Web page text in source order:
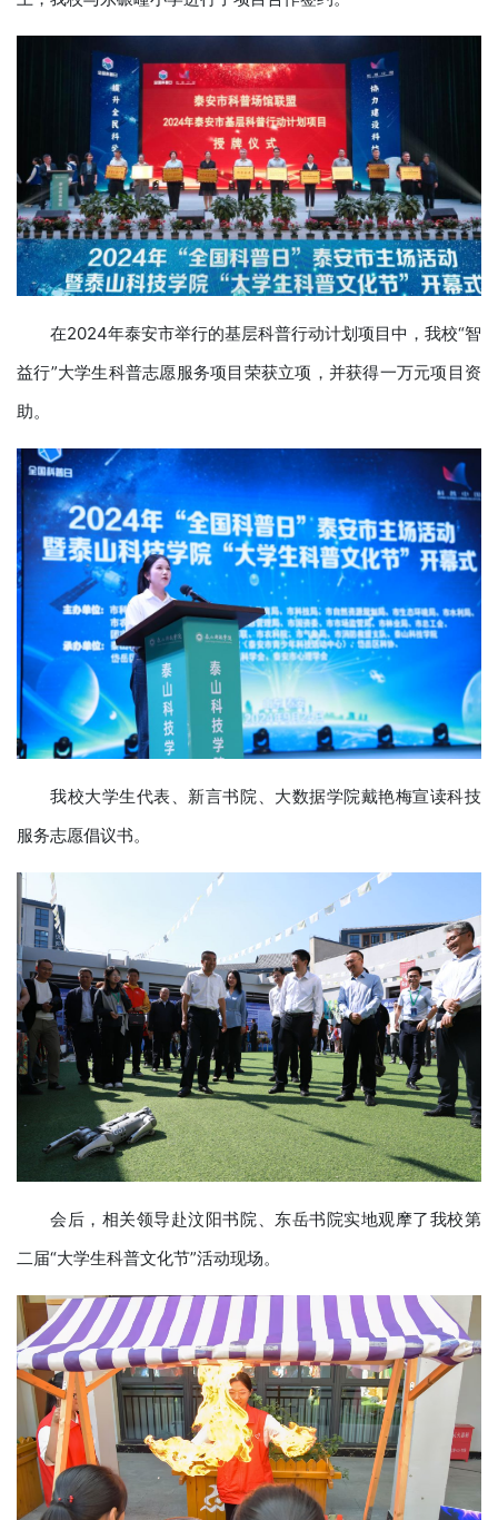
在2024年泰安市举行的基层科普行动计划项目中，我校“智
益行”大学生科普志愿服务项目荣获立项，并获得一万元项目资
助。
我校大学生代表、新言书院、大数据学院戴艳梅宣读科技
服务志愿倡议书。
会后，相关领导赴汶阳书院、东岳书院实地观摩了我校第
二届“大学生科普文化节”活动现场。